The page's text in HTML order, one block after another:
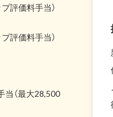
評価料手当）
評価料手当）
（最大28,500